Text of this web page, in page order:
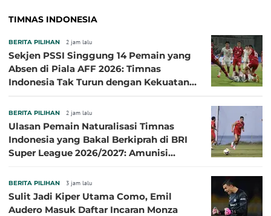
TIMNAS INDONESIA
BERITA PILIHAN 2 jam lalu
Sekjen PSSI Singgung 14 Pemain yang
Absen di Piala AFF 2026: Timnas
Indonesia Tak Turun dengan Kekuatan
BERITA PILIHAN 2 jam lalu
Ulasan Pemain Naturalisasi Timnas
Indonesia yang Bakal Berkiprah di BRI
Super League 2026/2027: Amunisi
BERITA PILIHAN 3 jam lalu
Sulit Jadi Kiper Utama Como, Emil
Audero Masuk Daftar Incaran Monza